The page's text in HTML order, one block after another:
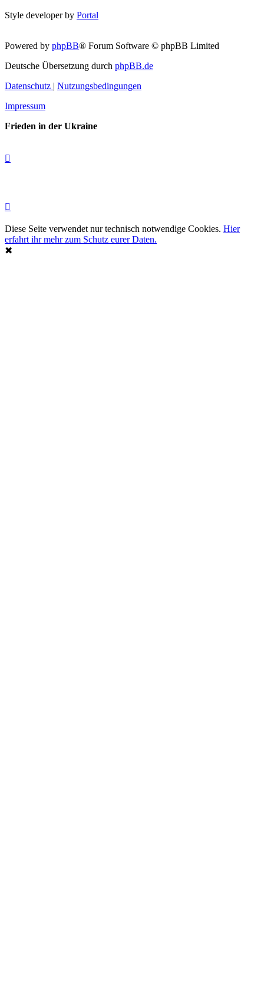
Style developer by Portal
Powered by phpBB® Forum Software © phpBB Limited
Deutsche Übersetzung durch phpBB.de
Datenschutz | Nutzungsbedingungen
Impressum
Frieden in der Ukraine
Diese Seite verwendet nur technisch notwendige Cookies. Hier
erfahrt ihr mehr zum Schutz eurer Daten.
✖